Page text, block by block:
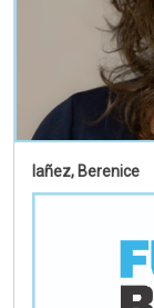
Iañez, Berenice